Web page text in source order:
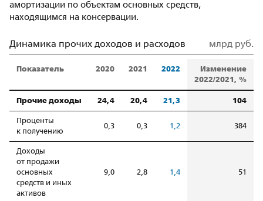
амортизации по объектам основных средств,
находящимся на консервации.
Динамика прочих доходов и расходов млрд руб.
Показатель 2020 2021 2022
Изменение
2022/2021, %
Прочие доходы 24,4 20,4 21,3 104
Проценты
к получению
0,3 0,3 1,2 384
Доходы
от продажи
основных
средств и иных
активов
9,0 2,8 1,4 51